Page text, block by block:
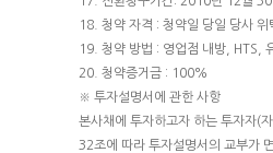
18. 청약 자격 : 청약일 당일 당사
19. 청약 방법 : 영업점 내방, HTS,
20. 청약증거금 : 100%
※ 투자설명서에 관한 사항
본사채에 투자하고자 하는 투자자(
32조에 따라 투자설명서의 교부가